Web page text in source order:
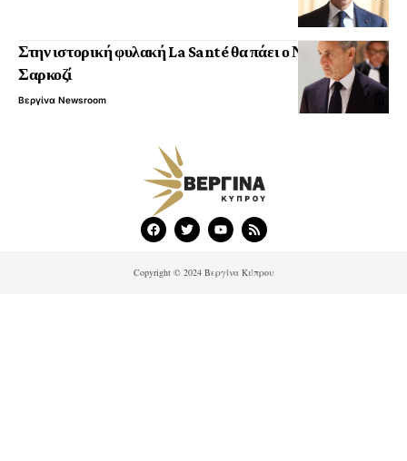
Στην ιστορική φυλακή La Santé θα πάει ο Νικολά
Σαρκοζί
Βεργίνα Newsroom
Copyright © 2024 Βεργίνα Κύπρου